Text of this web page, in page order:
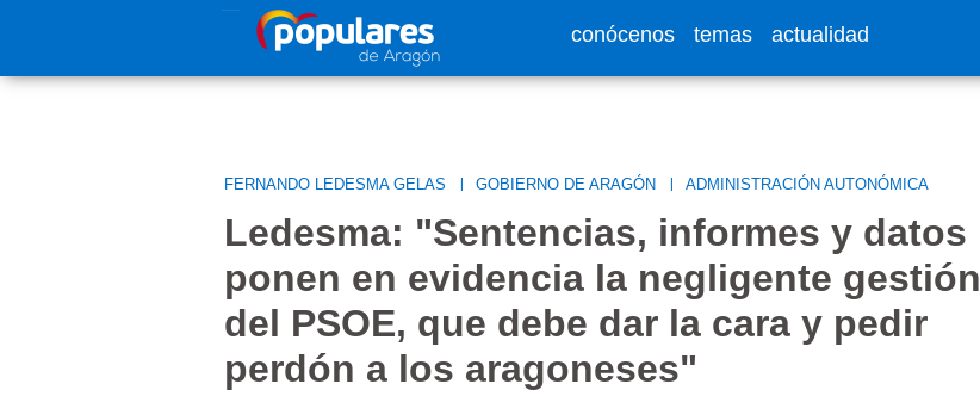
Pasar al contenido principal
conócenos temas actualidad
FERNANDO LEDESMA GELAS | GOBIERNO DE ARAGÓN | ADMINISTRACIÓN AUTONÓMICA
Ledesma: "Sentencias, informes y datos
ponen en evidencia la negligente gestión
del PSOE, que debe dar la cara y pedir
perdón a los aragoneses"